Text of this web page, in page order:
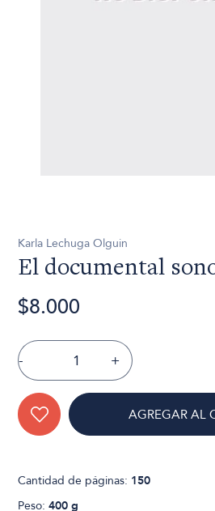
Karla Lechuga Olguin
El documental
$8.000
- +
AGREGAR AL
Cantidad de páginas: 150
Peso:400 g